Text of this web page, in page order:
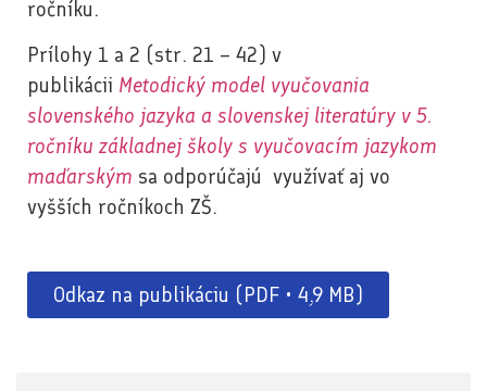
ročníku.
Prílohy 1 a 2 (str. 21 – 42) v
publikácii Metodický model vyučovania
slovenského jazyka a slovenskej literatúry v 5.
ročníku základnej školy s vyučovacím jazykom
maďarským sa odporúčajú využívať aj vo
vyšších ročníkoch ZŠ.
Odkaz na publikáciu (PDF • 4,9 MB)